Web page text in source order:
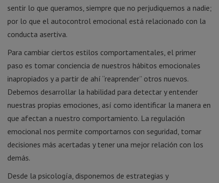
sentir lo que queramos, siempre que no perjudiquemos a nadie;
por lo que el autocontrol emocional está relacionado con la
conducta asertiva.
Para cambiar ciertos estilos comportamentales, el primer
paso es tomar conciencia de nuestros hábitos emocionales
inapropiados y a partir de ahí “reaprender” otros nuevos.
Debemos desarrollar la habilidad para detectar y entender
nuestras propias emociones, así como identificar la manera en
que afectan a nuestro comportamiento. La regulación
emocional nos permite comportarnos con seguridad, tomar
decisiones más acertadas y tener una mejor relación con los
demás.
Desde la psicología, disponemos de estrategias y